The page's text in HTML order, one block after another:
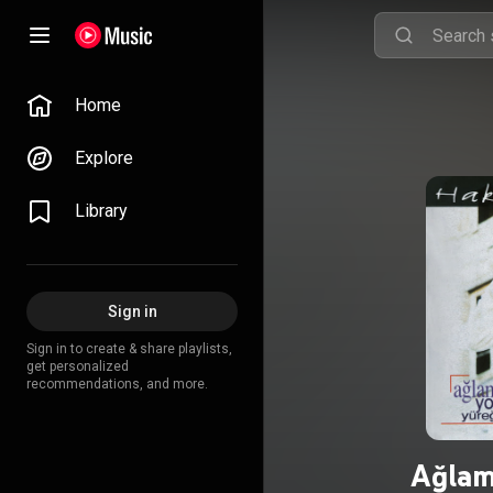
Home
Explore
Library
Sign in
Sign in to create & share playlists,
get personalized
recommendations, and more.